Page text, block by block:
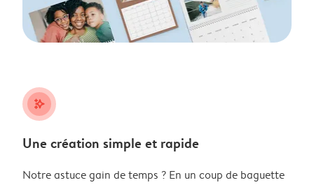
stars_plus
Une création simple et rapide
Notre astuce gain de temps ? En un coup de baguette